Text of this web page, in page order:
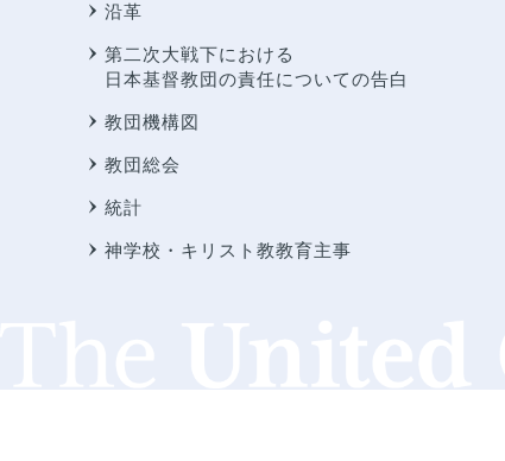
沿革
第二次大戦下における
日本基督教団の責任についての告白
教団機構図
教団総会
統計
神学校・キリスト教教育主事